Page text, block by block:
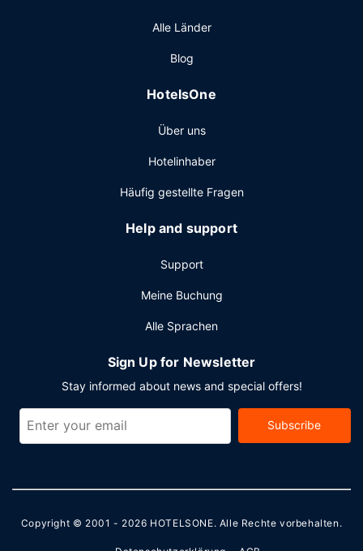
Sonstige Einrichtungen
Zum Angebot gehören ein rund um die Uhr geöffnetes
um die Uhr besetzte Rezeption. Für Veranstaltungen
Konferenzzentrum und 3 Tagungsräume. Der
Alle Länder
Blog
HotelsOne
Über uns
Hotelinhaber
Häufig gestellte Fragen
Help and support
Support
Meine Buchung
Alle Sprachen
Sign Up for Newsletter
Stay informed about news and special offers!
Subscribe
Copyright © 2001 - 2026 HOTELSONE. Alle Rechte vorbehalten.